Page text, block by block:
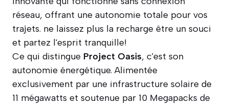
Ce qui distingue Project Oasis, c'est son
autonomie énergétique. Alimentée
exclusivement par une infrastructure solaire de
11 mégawatts et soutenue par 10 Megapacks de